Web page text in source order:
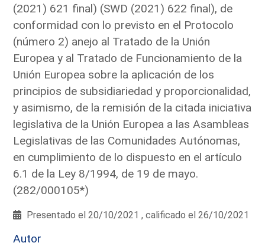
(2021) 621 final) (SWD (2021) 622 final), de
conformidad con lo previsto en el Protocolo
(número 2) anejo al Tratado de la Unión
Europea y al Tratado de Funcionamiento de la
Unión Europea sobre la aplicación de los
principios de subsidiariedad y proporcionalidad,
y asimismo, de la remisión de la citada iniciativa
legislativa de la Unión Europea a las Asambleas
Legislativas de las Comunidades Autónomas,
en cumplimiento de lo dispuesto en el artículo
6.1 de la Ley 8/1994, de 19 de mayo.
(282/000105*)
Presentado el 20/10/2021 , calificado el 26/10/2021
Autor